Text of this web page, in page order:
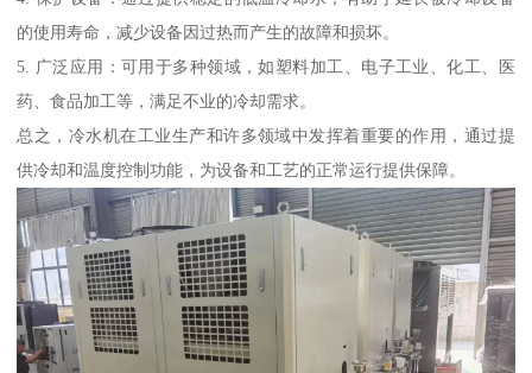
的使用寿命，减少设备因过热而产生的故障和损坏。
5. 广泛应用：可用于多种领域，如塑料加工、电子工业、化工、医
药、食品加工等，满足不业的冷却需求。
总之，冷水机在工业生产和许多领域中发挥着重要的作用，通过提
供冷却和温度控制功能，为设备和工艺的正常运行提供保障。